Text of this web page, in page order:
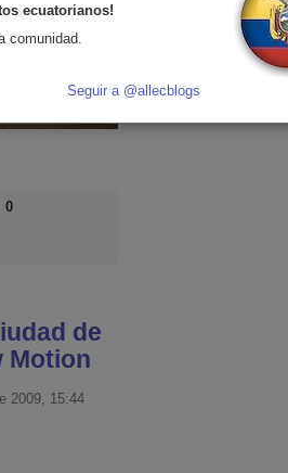
0
de
Motion
2009, 15:44
ecuatorianos!
comunidad.
Seguir a @allecblogs